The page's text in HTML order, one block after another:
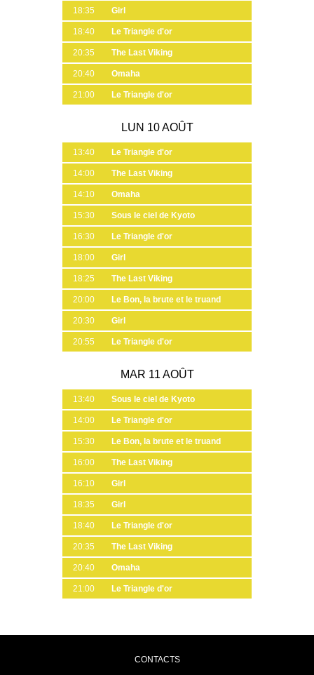
18:35 Girl
18:40 Le Triangle d'or
20:35 The Last Viking
20:40 Omaha
21:00 Le Triangle d'or
LUN 10 AOÛT
13:40 Le Triangle d'or
14:00 The Last Viking
14:10 Omaha
15:30 Sous le ciel de Kyoto
16:30 Le Triangle d'or
18:00 Girl
18:25 The Last Viking
20:00 Le Bon, la brute et le truand
20:30 Girl
20:55 Le Triangle d'or
MAR 11 AOÛT
13:40 Sous le ciel de Kyoto
14:00 Le Triangle d'or
15:30 Le Bon, la brute et le truand
16:00 The Last Viking
16:10 Girl
18:35 Girl
18:40 Le Triangle d'or
20:35 The Last Viking
20:40 Omaha
21:00 Le Triangle d'or
CONTACTS